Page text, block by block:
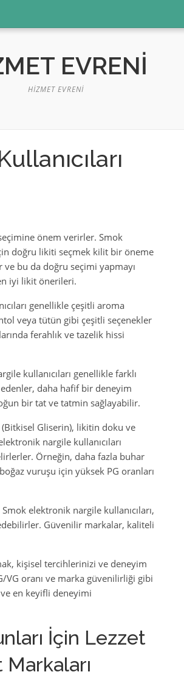
EVRENI
HIZMET EVRENI
önem verirler. Smok
doğru likiti seçmek kilit bir öneme
bu da doğru seçimi yapmayı
iyi likit önerileri.
genellikle çeşitli aroma
veya tütün gibi çeşitli seçenekler
ferahlık ve tazelik hissi
kullanıcıları genellikle farklı
daha hafif bir deneyim
bir tat ve tatmin sağlayabilir.
(Bitkisel Gliserin), likitin doku ve
nargile kullanıcıları
Örneğin, daha fazla buhar
vuruşu için yüksek PG oranları
elektronik nargile kullanıcıları,
Güvenilir markalar, kaliteli
kişisel tercihlerinizi ve deneyim
VG oranı ve marka güvenilirliği gibi
en keyifli deneyimi
İçin Lezzet